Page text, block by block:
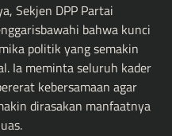
Sekjen DPP Partai
bahwa kunci
politik yang semakin
Ia meminta seluruh kader
kebersamaan agar
dirasakan manfaatnya